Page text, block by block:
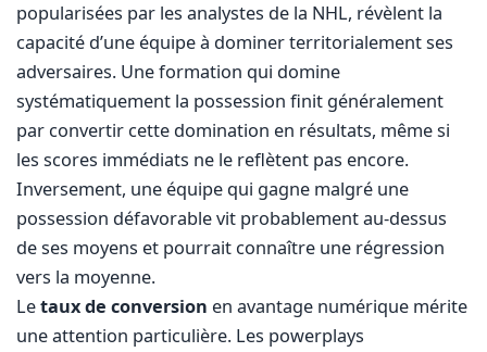
popularisées par les analystes de la NHL, révèlent la
capacité d’une équipe à dominer territorialement ses
adversaires. Une formation qui domine
systématiquement la possession finit généralement
par convertir cette domination en résultats, même si
les scores immédiats ne le reflètent pas encore.
Inversement, une équipe qui gagne malgré une
possession défavorable vit probablement au-dessus
de ses moyens et pourrait connaître une régression
vers la moyenne.
Letaux de conversion en avantage numérique mérite
une attention particulière. Les powerplays